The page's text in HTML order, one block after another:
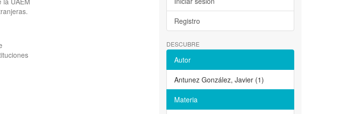
Registro
DESCUBRE
Autor
Antunez González, Javier (1)
Materia